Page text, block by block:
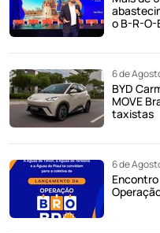
o B-R-O-
6 de
BYD
MOVE
taxistas
6 de